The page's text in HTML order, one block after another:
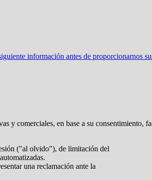
información antes de proporcionarnos
y comerciales, en base a su consentimiento,
("al olvido"), de limitación del
una reclamación ante la